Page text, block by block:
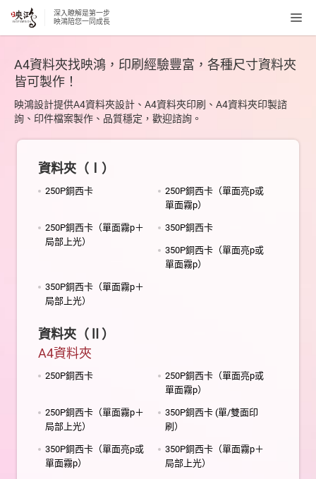
深入瞭解是第一步
映鴻陪您一同成長
A4資料夾找映鴻，印刷經驗豐富，各種尺寸資料夾
皆可製作！
映鴻設計提供A4資料夾設計、A4資料夾印刷、A4資料夾印製諮
詢、印件檔案製作、品質穩定，歡迎諮詢。
資料夾（Ⅰ）
250P銅西卡
250P銅西卡（單面亮p或
單面霧p）
250P銅西卡（單面霧p＋
局部上光）
350P銅西卡
350P銅西卡（單面亮p或
單面霧p）
350P銅西卡（單面霧p＋
局部上光）
資料夾（Ⅱ）
A4資料夾
250P銅西卡
250P銅西卡（單面亮p或
單面霧p）
250P銅西卡（單面霧p＋
局部上光）
350P銅西卡 (單/雙面印
刷）
350P銅西卡（單面亮p或
單面霧p）
350P銅西卡（單面霧p＋
局部上光）